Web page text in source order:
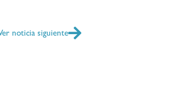
noticia siguiente